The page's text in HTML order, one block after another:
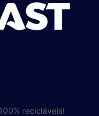
recicláveis!